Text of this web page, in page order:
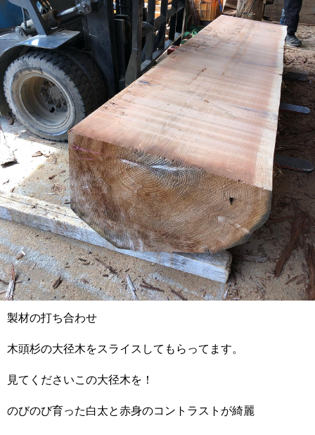
製材の打ち合わせ
木頭杉の大径木をスライスしてもらってます。
見てくださいこの大径木を！
のびのび育った白太と赤身のコントラストが綺麗